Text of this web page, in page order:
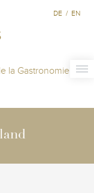
la Gastronomie
DE / EN